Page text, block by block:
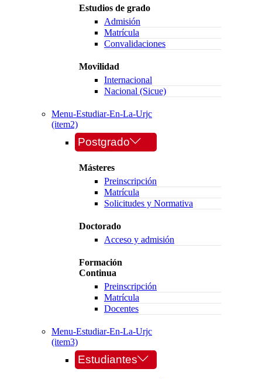
Estudios de grado
Admisión
Matrícula
Convalidaciones
Movilidad
Internacional
Nacional (Sicue)
Menu-Estudiar-En-La-Urjc
(item2)
Postgrado
Másteres
Preinscripción
Matrícula
Solicitudes y Normativa
Doctorado
Acceso y admisión
Formación
Continua
Preinscripción
Matrícula
Docentes
Menu-Estudiar-En-La-Urjc
(item3)
Estudiantes